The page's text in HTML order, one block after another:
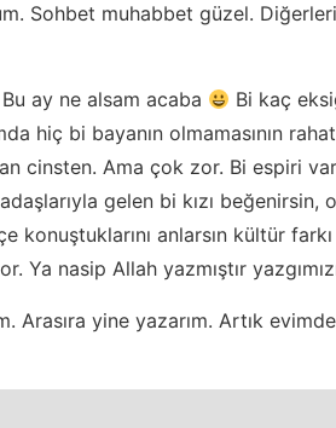
Sohbet muhabbet güzel.
ay ne alsam acaba
Bi kaç
hiç bi bayanın olmamasının
cinsten. Ama çok zor. Bi espiri
gelen bi kızı
konuştuklarını anlarsın kültür
Ya nasip Allah yazmıştır
Arasıra yine yazarım. Artık